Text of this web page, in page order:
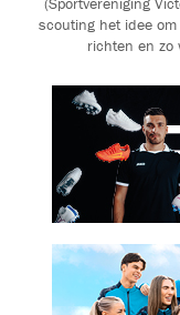
scouting het idee
richten en zo